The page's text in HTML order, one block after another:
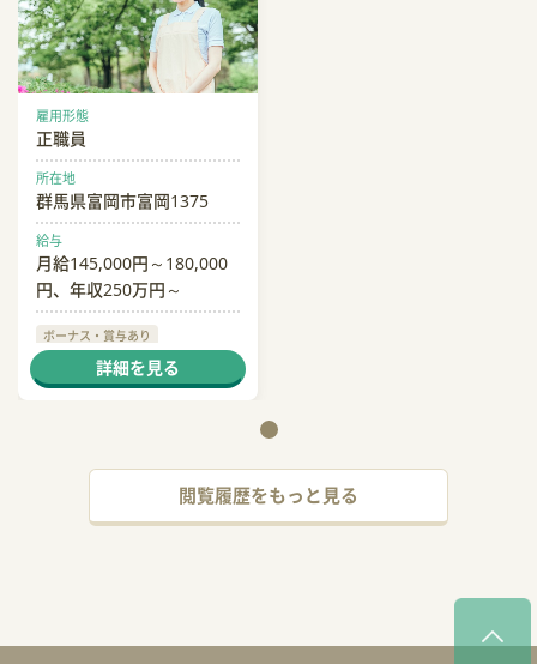
雇用形態
正職員
所在地
群馬県富岡市富岡1375
給与
月給145,000円～180,000
円、年収250万円～
ボーナス・賞与あり
社会保険完備
交通費支給
詳細を見る
閲覧履歴をもっと見る